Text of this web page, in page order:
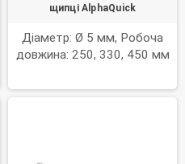
щипці AlphaQuick
Діаметр: Ø 5 мм, Робоча
довжина: 250, 330, 450 мм